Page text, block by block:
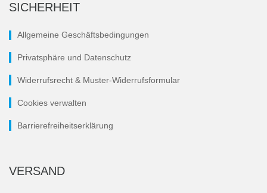
SICHERHEIT
Allgemeine Geschäftsbedingungen
Privatsphäre und Datenschutz
Widerrufsrecht & Muster-Widerrufsformular
Cookies verwalten
Barrierefreiheitserklärung
VERSAND